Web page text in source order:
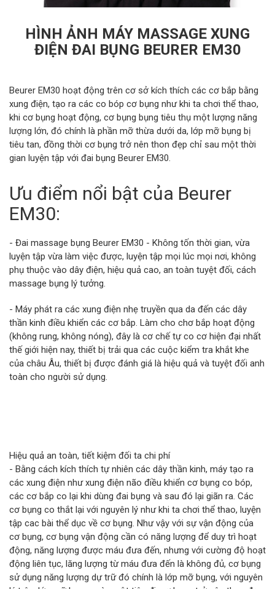
HÌNH ẢNH MÁY MASSAGE XUNG
ĐIỆN ĐAI BỤNG BEURER EM30
Beurer EM30 hoạt động trên cơ sở kích thích các cơ bắp bằng
xung điện, tạo ra các co bóp cơ bụng như khi ta chơi thể thao,
khi cơ bụng hoạt động, cơ bụng bụng tiêu thụ một lượng năng
lượng lớn, đó chính là phần mỡ thừa dưới da, lớp mỡ bụng bị
tiêu tan, đồng thời cơ bụng trở nên thon đẹp chỉ sau một thời
gian luyện tập với đai bụng Beurer EM30.
Ưu điểm nổi bật của Beurer
EM30:
- Đai massage bụng Beurer EM30 - Không tốn thời gian, vừa
luyện tập vừa làm việc được, luyện tập mọi lúc mọi nơi, không
phụ thuộc vào dây điện, hiệu quả cao, an toàn tuyệt đối, cách
massage bụng lý tưởng.
- Máy phát ra các xung điện nhẹ truyền qua da đến các dây
thần kinh điều khiển các cơ bắp. Làm cho chơ bắp hoạt động
(không rung, không nóng), đây là cơ chế tự co cơ hiện đại nhất
thế giới hiện nay, thiết bị trải qua các cuộc kiểm tra khắt khe
của châu Âu, thiết bị được đánh giá là hiệu quả và tuyệt đối anh
toàn cho người sử dụng.
Hiệu quả an toàn, tiết kiệm đối ta chi phí
- Bằng cách kích thích tự nhiên các dây thần kinh, máy tạo ra
các xung điện như xung điện não điều khiển cơ bụng co bóp,
các cơ bắp co lại khi dùng đai bụng và sau đó lại giãn ra. Các
cơ bụng co thắt lại với nguyên lý như khi ta chơi thể thao, luyện
tập cac bài thể dục về cơ bụng. Như vậy với sự vận động của
cơ bụng, cơ bụng vận động cần có năng lượng để duy trì hoạt
động, năng lượng được máu đưa đến, nhưng với cường độ hoạt
động liên tục, lăng lượng từ máu đưa đến là không đủ, cơ bụng
sử dụng năng lượng dự trữ đó chính là lớp mỡ bụng, với nguyên